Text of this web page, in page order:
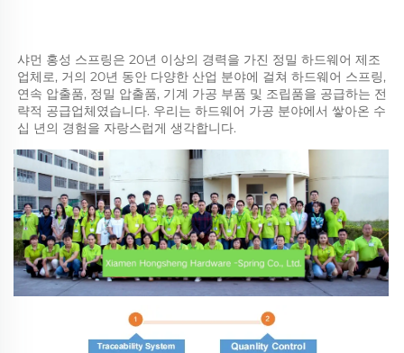
샤먼 홍성 스프링은 20년 이상의 경력을 가진 정밀 하드웨어 제조
업체로, 거의 20년 동안 다양한 산업 분야에 걸쳐 하드웨어 스프링,
연속 압출품, 정밀 압출품, 기계 가공 부품 및 조립품을 공급하는 전
략적 공급업체였습니다. 우리는 하드웨어 가공 분야에서 쌓아온 수
십 년의 경험을 자랑스럽게 생각합니다.